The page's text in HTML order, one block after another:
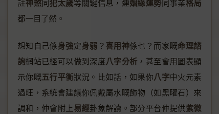
註神煞同犯太歲等關鍵信息，連姻緣運勢同事業格局
都一目了然。
想知自己係身強定身弱 ？ 喜用神係乜？而家嘅命理諮
詢網站已經可以做到深度八字分析 ，甚至會用圖表顯
示你嘅五行平衡狀況。比如話，如果你八字中火元素
過旺，系統會建議你佩戴屬水嘅飾物（如黑曜石）來
調和，仲會附上易經卦象解讀。部分平台仲提供紫微